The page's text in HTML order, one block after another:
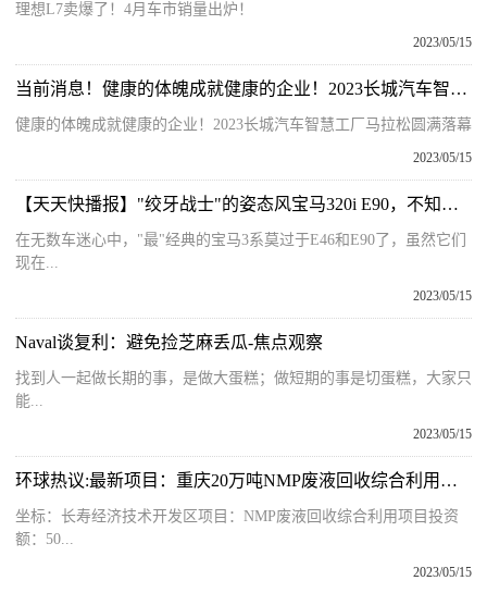
理想L7卖爆了！4月车市销量出炉！
2023/05/15
当前消息！健康的体魄成就健康的企业！2023长城汽车智慧工厂马拉松圆满落幕
健康的体魄成就健康的企业！2023长城汽车智慧工厂马拉松圆满落幕
2023/05/15
【天天快播报】"绞牙战士"的姿态风宝马320i E90，不知车主一个月要换几条前铲
在无数车迷心中，"最"经典的宝马3系莫过于E46和E90了，虽然它们
现在...
2023/05/15
Naval谈复利：避免捡芝麻丢瓜-焦点观察
找到人一起做长期的事，是做大蛋糕；做短期的事是切蛋糕，大家只
能...
2023/05/15
环球热议:最新项目：重庆20万吨NMP废液回收综合利用项目获批
坐标：长寿经济技术开发区项目：NMP废液回收综合利用项目投资
额：50...
2023/05/15